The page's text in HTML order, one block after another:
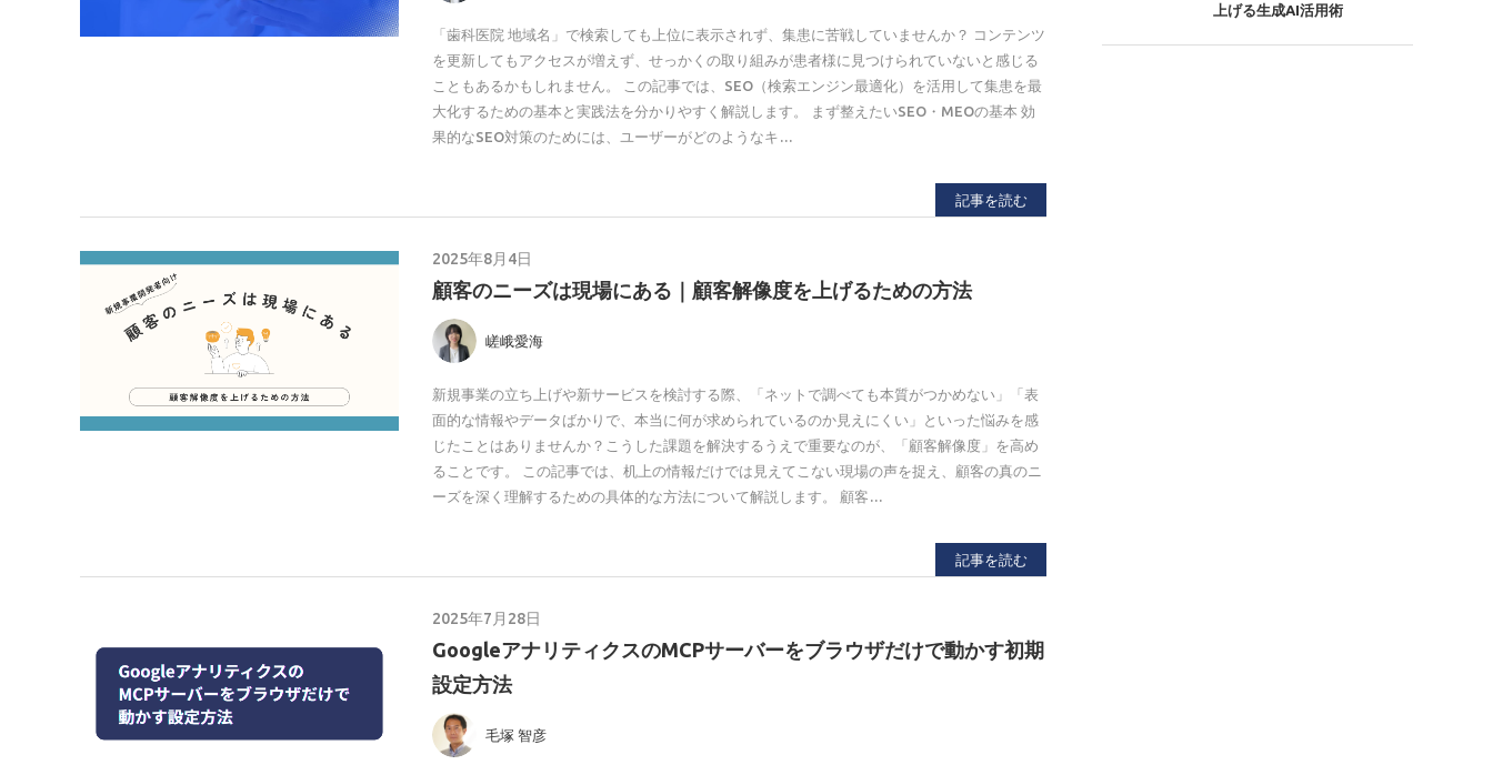
「歯科医院 地域名」で検索しても上位に表示されず、集患に苦戦していませんか？ コンテンツ
を更新してもアクセスが増えず、せっかくの取り組みが患者様に見つけられていないと感じる
こともあるかもしれません。 この記事では、SEO（検索エンジン最適化）を活用して集患を最
大化するための基本と実践法を分かりやすく解説します。 まず整えたいSEO・MEOの基本 効
果的なSEO対策のためには、ユーザーがどのようなキ…
記事を読む
2025年8月4日
顧客のニーズは現場にある｜顧客解像度を上げるための方法
嵯峨愛海
新規事業の立ち上げや新サービスを検討する際、「ネットで調べても本質がつかめない」「表
面的な情報やデータばかりで、本当に何が求められているのか見えにくい」といった悩みを感
じたことはありませんか？こうした課題を解決するうえで重要なのが、「顧客解像度」を高め
ることです。 この記事では、机上の情報だけでは見えてこない現場の声を捉え、顧客の真のニ
ーズを深く理解するための具体的な方法について解説します。 顧客…
記事を読む
2025年7月28日
GoogleアナリティクスのMCPサーバーをブラウザだけで動かす初期
設定方法
毛塚 智彦
上げる生成AI活用術